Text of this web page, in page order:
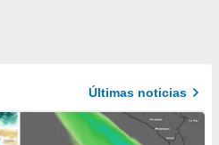
Últimas noticias